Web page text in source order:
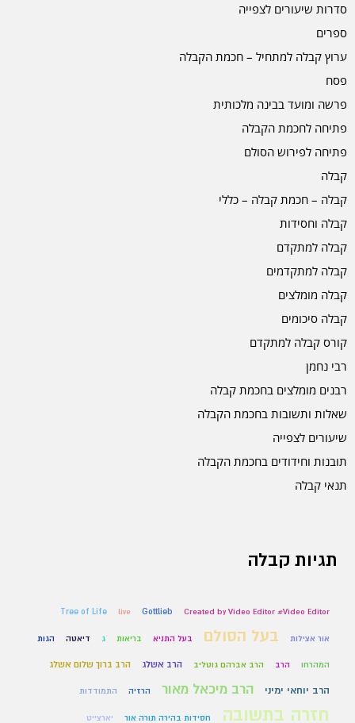
סדרות שיעורים לצפייה
ספרים
ערוץ קבלה למתחיל – חכמת הקבלה
פסח
פרשה ומועד בבינה מלכותית
פתיחה לחכמת הקבלה
פתיחה לפירוש הסולם
קבלה
קבלה – חכמת קבלה – כללי
קבלה וחסידות
קבלה למתקדם
קבלה למתקדמים
קבלה מומלצים
קבלה סיכומים
קורס קבלה למתקדם
רבי נחמן
רבנים מומלצים בחכמת קבלה
שאלות ותשובות בחכמת הקבלה
שיעורים לצפייה
תובנות וחידודים בחכמת הקבלה
תנאי קבלה
תגיות קבלה
Created by Video Editor #Video Editor
Gottlieb
live
Tree of Life
אור אצילות בעל הסולם בעל התניא בריאות ג דיאטה הגות
המהרחו הרב הרב אברהם גוטליב הרב אשלג הרב ברוך שלום אשלג
הרב יוחאי ימיני הרב מיכאל מאור הרזיה התמודדות
חזרה בתשובה חסידות בהירה תורה אור יארצייט